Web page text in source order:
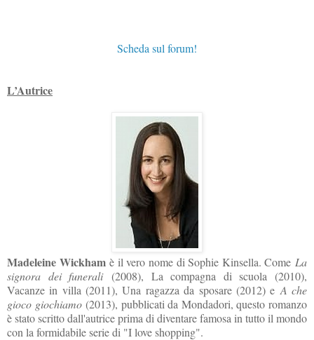
Scheda sul forum!
L’Autrice
Madeleine Wickhamè il vero nome di Sophie Kinsella. Come La
signora dei funerali (2008), La compagna di scuola (2010),
Vacanze in villa (2011), Una ragazza da sposare (2012) e A che
gioco giochiamo(2013), pubblicati da Mondadori, questo romanzo
è stato scritto dall'autrice prima di diventare famosa in tutto il mondo
con la formidabile serie di "I love shopping".